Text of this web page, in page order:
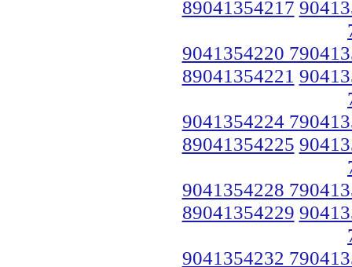
89041354217
9041354220
89041354221
9041354224
89041354225
9041354228
89041354229
9041354232